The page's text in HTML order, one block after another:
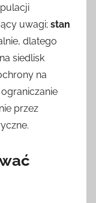
uwagi; stan
dlatego
siedlisk
na
przez